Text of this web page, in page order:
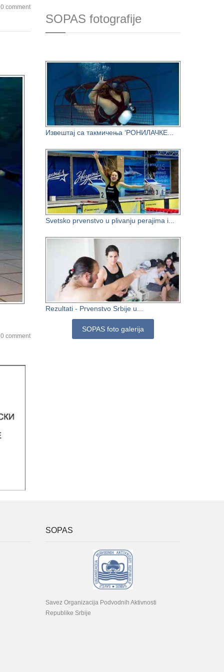
0 comment
0 comment
SOPAS fotografije
Извештај са такмичења ‘РОНИЛАЧКЕ...
Svetsko prvenstvo u plivanju perajima i...
Rezultati - Prvenstvo Srbije u...
SOPAS foto galerija
SOPAS
Savez Organizacija Podvodnih Aktivnosti
Republike Srbije